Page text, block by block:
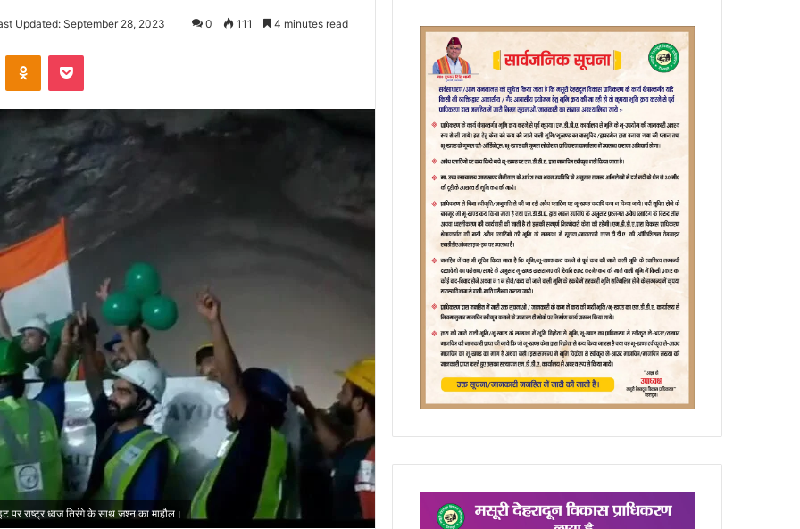
Updated: September 28, 2023 0 111 4 minutes read
Odnoklassniki
Pocket
राष्ट्र ध्वज तिरंगे के साथ जश्न का माहौल।